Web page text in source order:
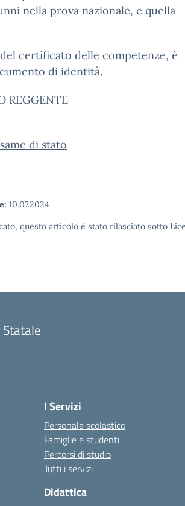
nella prova nazionale, e quella
certificato delle competenze, è
di identità.
REGGENTE
di stato
10.07.2024
questo articolo è stato rilasciato sotto
I Servizi
Personale scolastico
Famiglie e studenti
Percorsi di studio
Tutti i servizi
Didattica